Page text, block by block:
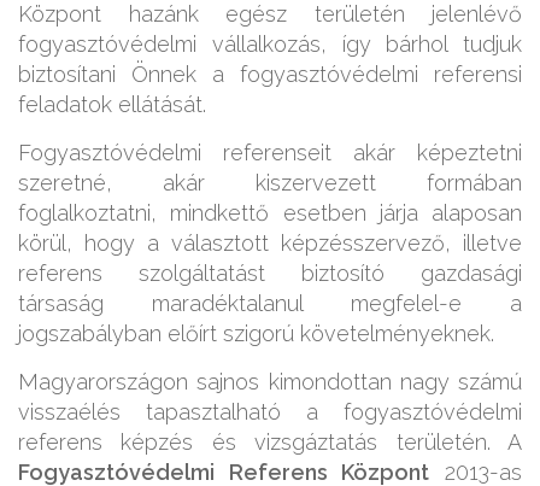
Központ hazánk egész területén jelenlévő
fogyasztóvédelmi vállalkozás, így bárhol tudjuk
biztosítani Önnek a fogyasztóvédelmi referensi
feladatok ellátását.
Fogyasztóvédelmi referenseit akár képeztetni
szeretné, akár kiszervezett formában
foglalkoztatni, mindkettő esetben járja alaposan
körül, hogy a választott képzésszervező, illetve
referens szolgáltatást biztosító gazdasági
társaság maradéktalanul megfelel-e a
jogszabályban előírt szigorú követelményeknek.
Magyarországon sajnos kimondottan nagy számú
visszaélés tapasztalható a fogyasztóvédelmi
referens képzés és vizsgáztatás területén. A
Fogyasztóvédelmi Referens Központ 2013-as